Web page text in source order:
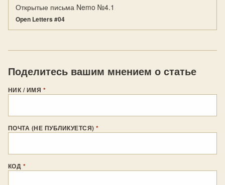
Открытые письма Nemo №4.1
Open Letters #04
Поделитесь вашим мнением о статье
НИК / ИМЯ *
ПОЧТА (НЕ ПУБЛИКУЕТСЯ)*
КОД *